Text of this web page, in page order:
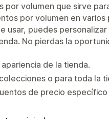
por volumen que sirve
por volumen en
usar, puedes
No pierdas la
de la tienda.
o para toda la
de precio específico